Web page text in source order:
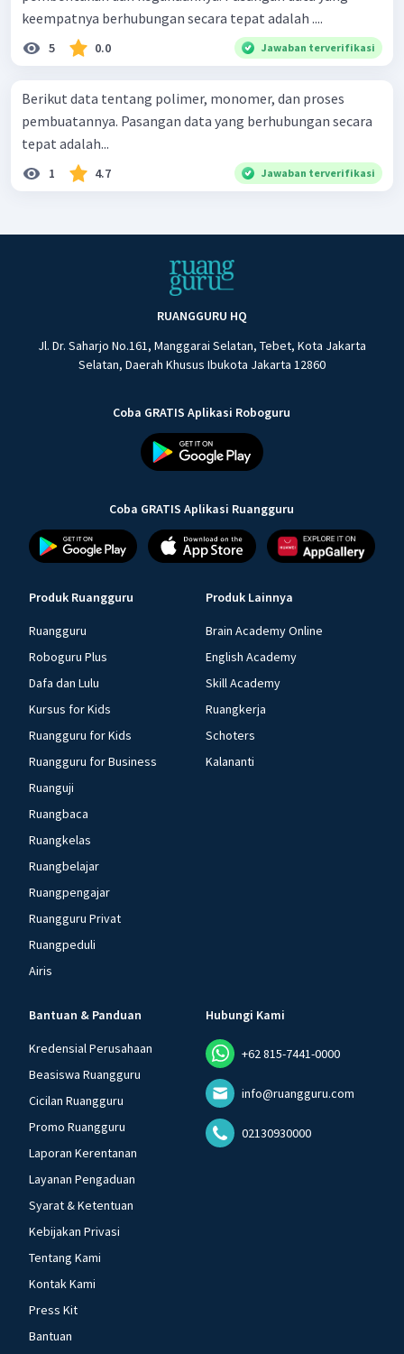
keempatnya berhubungan secara tepat adalah ....
5 0.0 Jawaban terverifikasi
Berikut data tentang polimer, monomer, dan proses
pembuatannya. Pasangan data yang berhubungan secara
tepat adalah...
1 4.7 Jawaban terverifikasi
RUANGGURU HQ
Jl. Dr. Saharjo No.161, Manggarai Selatan, Tebet, Kota Jakarta
Selatan, Daerah Khusus Ibukota Jakarta 12860
Coba GRATIS Aplikasi Roboguru
Coba GRATIS Aplikasi Ruangguru
Produk Ruangguru
Ruangguru
Roboguru Plus
Dafa dan Lulu
Kursus for Kids
Ruangguru for Kids
Ruangguru for Business
Ruanguji
Ruangbaca
Ruangkelas
Ruangbelajar
Ruangpengajar
Ruangguru Privat
Ruangpeduli
Airis
Produk Lainnya
Brain Academy Online
English Academy
Skill Academy
Ruangkerja
Schoters
Kalananti
Bantuan & Panduan
Kredensial Perusahaan
Beasiswa Ruangguru
Cicilan Ruangguru
Promo Ruangguru
Laporan Kerentanan
Layanan Pengaduan
Syarat & Ketentuan
Kebijakan Privasi
Tentang Kami
Kontak Kami
Press Kit
Bantuan
Hubungi Kami
+62 815-7441-0000
info@ruangguru.com
02130930000